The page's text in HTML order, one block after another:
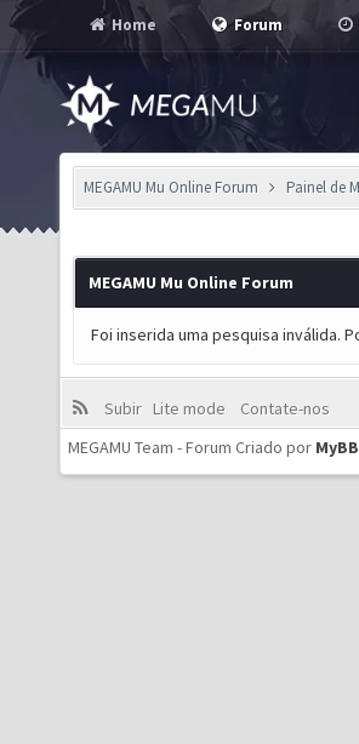
Home Forum
MEGAMU Mu Online Forum Painel de
MEGAMU Mu Online Forum
Foi inserida uma pesquisa inválida.
Subir Lite mode
Contate-nos
MEGAMU Team - Forum Criado por MyBB